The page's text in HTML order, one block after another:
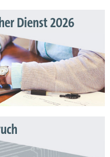
Dienst 2026